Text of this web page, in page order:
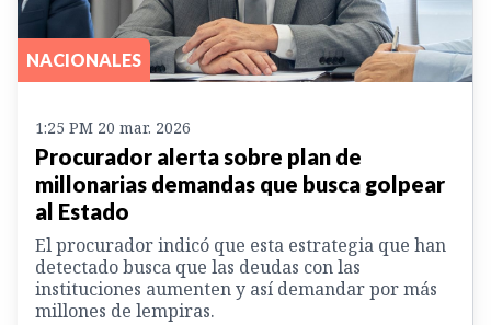
NACIONALES
1:25 PM 20 mar. 2026
Procurador alerta sobre plan de
millonarias demandas que busca golpear
al Estado
El procurador indicó que esta estrategia que han
detectado busca que las deudas con las
instituciones aumenten y así demandar por más
millones de lempiras.